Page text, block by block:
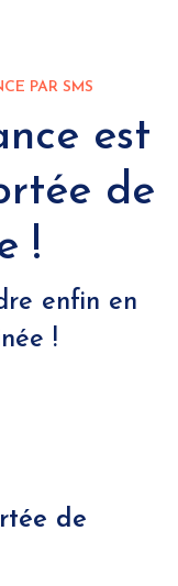
PAR SMS
est
de
!
enfin en
!
de